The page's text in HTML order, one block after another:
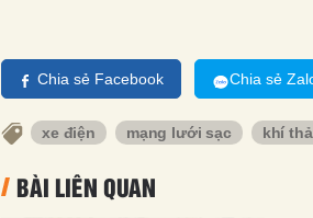
Chia sẻ Facebook Chia sẻ
xe điện mạng lưới sạc khí
BÀI LIÊN QUAN